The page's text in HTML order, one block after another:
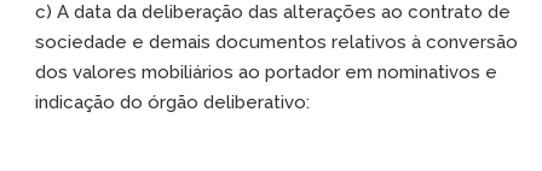
c) A data da deliberação das alterações ao contrato de
sociedade e demais documentos relativos à conversão
dos valores mobiliários ao portador em nominativos e
indicação do órgão deliberativo: